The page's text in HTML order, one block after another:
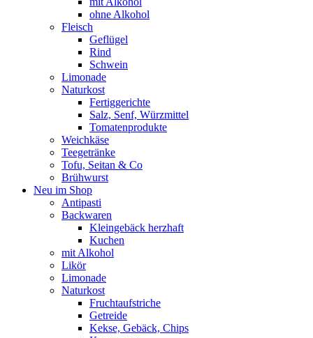
ohne Alkohol
Fleisch
Geflügel
Rind
Schwein
Limonade
Naturkost
Fertiggerichte
Salz, Senf, Würzmittel
Tomatenprodukte
Weichkäse
Teegetränke
Tofu, Seitan & Co
Brühwurst
Neu im Shop
Antipasti
Backwaren
Kleingebäck herzhaft
Kuchen
mit Alkohol
Likör
Limonade
Naturkost
Fruchtaufstriche
Getreide
Kekse, Gebäck, Chips